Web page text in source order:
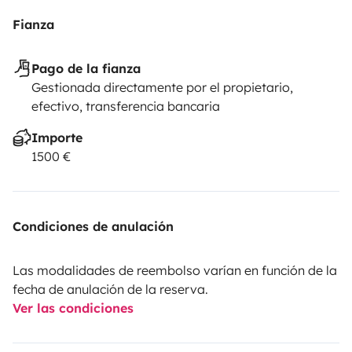
-Vollkaskoversicherung mit EU-Schutzbrief
-Kaution 1500,-€, durch Zusatz-Versicherung auf 250,-€
reduzierbar
• Um dieses Fahrzeug fahren zu dürfen, musst du seit
mindestens 3 Jahren über die entsprechende
Führerscheinklasse verfügen
Fianza
Pago de la fianza
Gestionada directamente por el propietario,
efectivo, transferencia bancaria
Importe
1500 €
Condiciones de anulación
Las modalidades de reembolso varían en función de la
fecha de anulación de la reserva.
Ver las condiciones